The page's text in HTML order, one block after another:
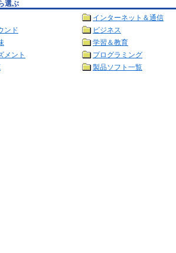
選ぶ
インターネット＆通信
ンド
ビジネス
学習＆教育
メント
プログラミング
製品ソフト一覧